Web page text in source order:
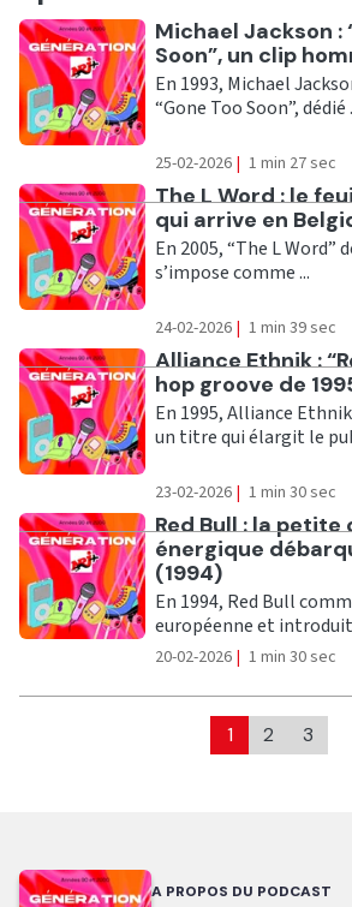
Ecouter
Michael Jackson :
Soon”, un clip
En 1993, Michael
“Gone Too Soon”, dédié
25-02-2026 | 1 min 27 sec
Ecouter
The L Word : le
qui arrive en
En 2005, “The L Word”
s’impose comme ...
24-02-2026 | 1 min 39 sec
Ecouter
Alliance Ethnik :
hop groove de
En 1995, Alliance
un titre qui élargit le
23-02-2026 | 1 min 30 sec
Ecouter
Red Bull : la
énergique
(1994)
En 1994, Red Bull
européenne et introduit
20-02-2026 | 1 min 30 sec
1 2 3
A PROPOS DU PODCAST